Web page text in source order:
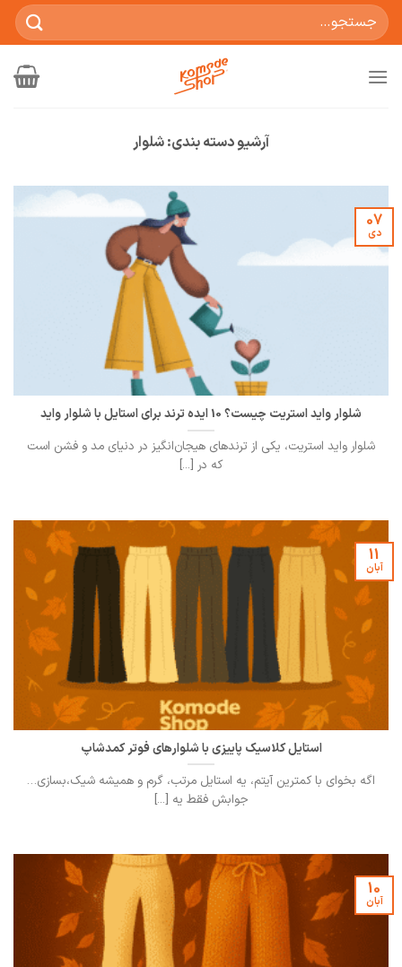
جستجو
برای:
آرشیو دسته بندی:شلوار
شلوار واید استریت چیست؟ 10 ایده ترند برای استایل با شلوار واید
شلوار واید استریت، یکی از ترندهای هیجان‌انگیز در دنیای مد و فشن است
که در [...]
07
دی
استایل کلاسیک پاییزی با شلوارهای فوتر کمدشاپ
اگه بخوای با کمترین آیتم، یه استایل مرتب، گرم و همیشه‌ شیک،بسازی…
جوابش فقط یه [...]
11
آبان
10
آبان